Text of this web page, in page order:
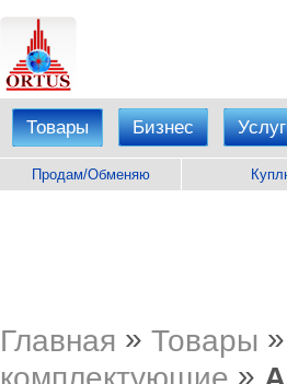
Товары Бизнес
Продам/Обменяю
Главная » Товары »
»